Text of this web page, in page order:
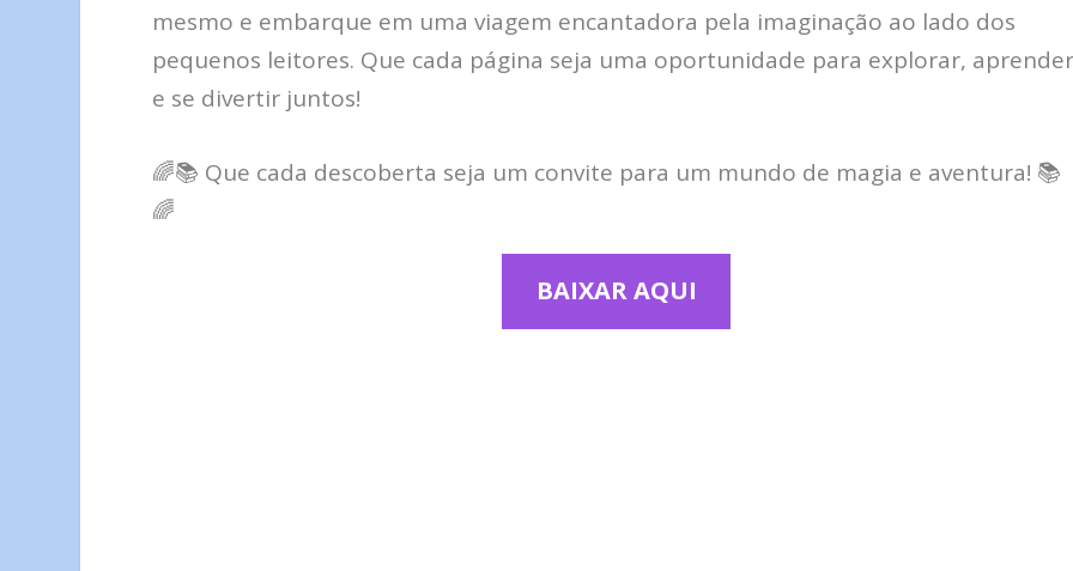
mesmo e embarque em uma viagem encantadora pela imaginação ao lado dos
pequenos leitores. Que cada página seja uma oportunidade para explorar,
e se divertir juntos!
🌈📚 Que cada descoberta seja um convite para um mundo de magia e aventura! 📚
🌈
BAIXAR AQUI